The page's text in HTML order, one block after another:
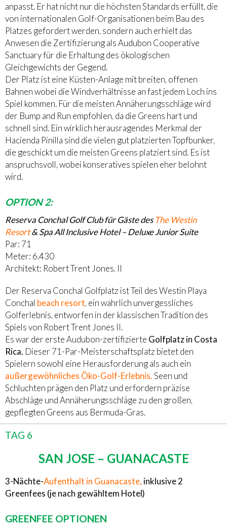
anpasst. Er hat nicht nur die höchsten Standards erfüllt, die
von internationalen Golf-Organisationen beim Bau des
Platzes gefordert werden, sondern auch erhielt das
Anwesen die Zertifizierung als Audubon Cooperative
Sanctuary für die Erhaltung des ökologischen
Gleichgewichts der Gegend.
Der Platz ist eine Küsten-Anlage mit breiten, offenen
Bahnen wobei die Windverhältnisse an fast jedem Loch ins
Spiel kommen. Für die meisten Annäherungsschläge wird
der Bump and Run empfohlen, da die Greens hart und
schnell sind. Ein wirklich herausragendes Merkmal der
Hacienda Pinilla sind die vielen gut platzierten Topfbunker,
die geschickt um die meisten Greens platziert sind. Es ist
anspruchsvoll, wobei konseratives spielen eher belohnt
wird.
OPTION 2:
Reserva Conchal Golf Club für Gäste desThe Westin
Resort& Spa All Inclusive Hotel – Deluxe Junior Suite
Par: 71
Meter: 6.430
Architekt: Robert Trent Jones, II
Der Reserva Conchal Golfplatz ist Teil des Westin Playa
Conchal beach resort, ein wahrlich unvergessliches
Golferlebnis, entworfen in der klassischen Tradition des
Spiels von Robert Trent Jones II.
Es war der erste Audubon-zertifizierte Golfplatz in Costa
Rica. Dieser 71-Par-Meisterschaftsplatz bietet den
Spielern sowohl eine Herausforderung als auch ein
außergewöhnliches Öko-Golf-Erlebnis.Seen und
Schluchten prägen den Platz und erfordern präzise
Abschläge und Annäherungsschläge zu den großen,
gepflegten Greens aus Bermuda-Gras.
TAG 6
SAN JOSE – GUANACASTE
3-Nächte-Aufenthalt in Guanacaste, inklusive 2
Greenfees (je nach gewähltem Hotel)
GREENFEE OPTIONEN